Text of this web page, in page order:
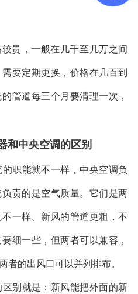
贵，一般在几千至几万之间
要定期更换，价格在几百到
管道每三个月要清理一次，
和中央空调的区别
职能就不一样，中央空调负
责的是空气质量。它们是两
一样。新风的管道更粗，不
细一些，但两者可以兼容，
者的出风口可以并列排布。
别就是：新风能把外面的新